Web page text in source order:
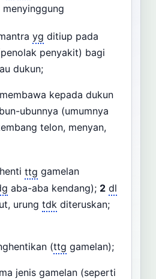
menyinggung
yg ditiup pada
penyakit) bagi
dukun;
kepada dukun
ubunnya (umumnya
telon, menyan,
ttg gamelan
aba-aba kendang); 2 dl
urung tdk diteruskan;
(ttg gamelan);
jenis gamelan (seperti